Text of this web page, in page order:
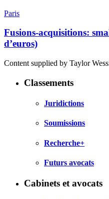
Paris
Fusions-acquisitions:
d’euros)
Content supplied by Taylor
Classements
Juridictions
Soumissions
Recherche+
Futurs avocats
Cabinets et avocats